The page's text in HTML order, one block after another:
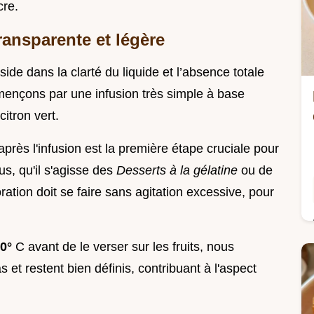
et légère
dans la clarté du liquide et l’absence totale
par une infusion très simple à base
vert.
l'infusion est la première étape cruciale pour
qu'il s'agisse des Desserts à la gélatine ou de
doit se faire sans agitation excessive, pour
C avant de le verser sur les fruits, nous
et restent bien définis, contribuant à l'aspect